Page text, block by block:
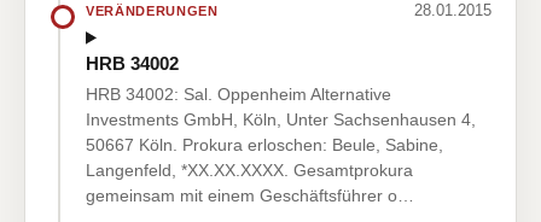
VERÄNDERUNGEN 28.01.2015
HRB 34002
HRB 34002: Sal. Oppenheim Alternative
Investments GmbH, Köln, Unter Sachsenhausen 4,
50667 Köln. Prokura erloschen: Beule, Sabine,
Langenfeld, *XX.XX.XXXX. Gesamtprokura
gemeinsam mit einem Geschäftsführer o…